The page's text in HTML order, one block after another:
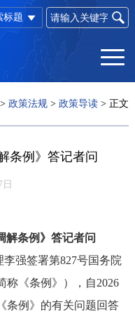
标题
>政策法规 >政策导读 > 正文
条例》答记者问
解条例》答记者问
强签署第827号国务院
称《条例》），自2026
条例》 的有关问题回答